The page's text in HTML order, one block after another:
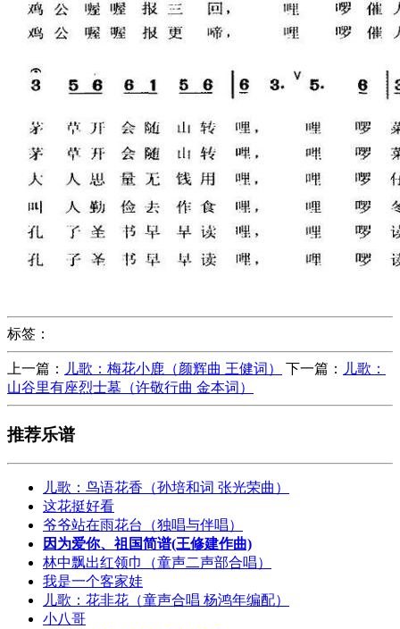
标签：
上一篇： 儿歌：梅花小鹿（颜辉曲 王健词） 下一篇：
儿歌：
山谷里有座烈士墓（许敬行曲 金本词）
推荐乐谱
儿歌：鸟语花香（孙培和词 张光荣曲）
这花挺好看
爷爷站在雨花台（独唱与伴唱）
因为爱你、祖国简谱(王修建作曲)
林中飘出红领巾（童声二声部合唱）
我是一个客家娃
儿歌：花非花（童声合唱 杨鸿年编配）
小八哥